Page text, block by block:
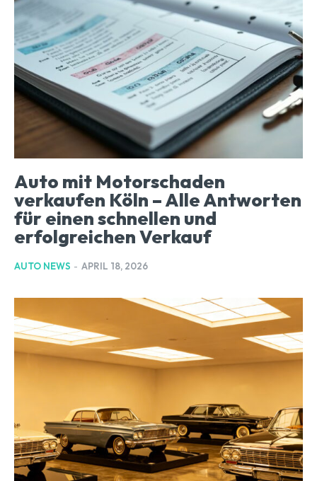
Auto mit Motorschaden
verkaufen Köln – Alle Antworten
für einen schnellen und
erfolgreichen Verkauf
AUTO NEWS - APRIL 18, 2026